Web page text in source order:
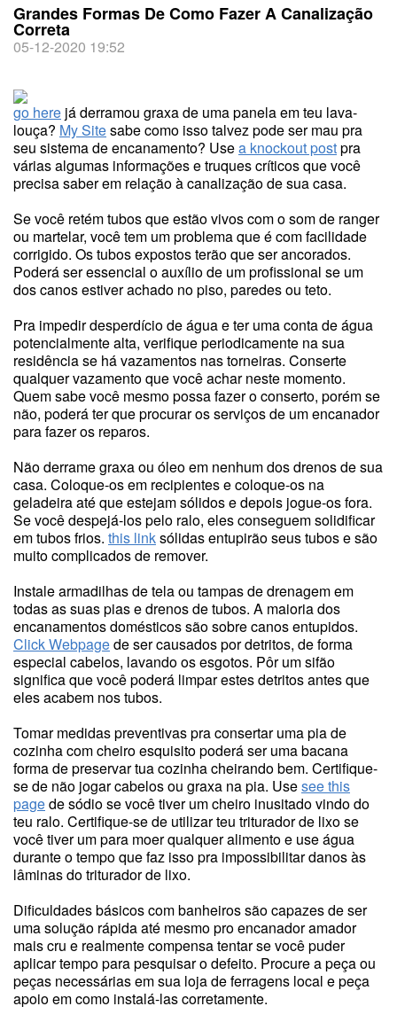
Grandes Formas De Como Fazer A Canalização
Correta
05-12-2020 19:52
go here já derramou graxa de uma panela em teu lava-
louça? My Sitesabe como isso talvez pode ser mau pra
seu sistema de encanamento? Usea knockout postpra
várias algumas informações e truques críticos que você
precisa saber em relação à canalização de sua casa.
Se você retém tubos que estão vivos com o som de ranger
ou martelar, você tem um problema que é com facilidade
corrigido. Os tubos expostos terão que ser ancorados.
Poderá ser essencial o auxílio de um profissional se um
dos canos estiver achado no piso, paredes ou teto.
Pra impedir desperdício de água e ter uma conta de água
potencialmente alta, verifique periodicamente na sua
residência se há vazamentos nas torneiras. Conserte
qualquer vazamento que você achar neste momento.
Quem sabe você mesmo possa fazer o conserto, porém se
não, poderá ter que procurar os serviços de um encanador
para fazer os reparos.
Não derrame graxa ou óleo em nenhum dos drenos de sua
casa. Coloque-os em recipientes e coloque-os na
geladeira até que estejam sólidos e depois jogue-os fora.
Se você despejá-los pelo ralo, eles conseguem solidificar
em tubos frios. this linksólidas entupirão seus tubos e são
muito complicados de remover.
Instale armadilhas de tela ou tampas de drenagem em
todas as suas pias e drenos de tubos. A maioria dos
encanamentos domésticos são sobre canos entupidos.
Click Webpagede ser causados por detritos, de forma
especial cabelos, lavando os esgotos. Pôr um sifão
significa que você poderá limpar estes detritos antes que
eles acabem nos tubos.
Tomar medidas preventivas pra consertar uma pia de
cozinha com cheiro esquisito poderá ser uma bacana
forma de preservar tua cozinha cheirando bem. Certifique-
se de não jogar cabelos ou graxa na pia. Usesee this
pagede sódio se você tiver um cheiro inusitado vindo do
teu ralo. Certifique-se de utilizar teu triturador de lixo se
você tiver um para moer qualquer alimento e use água
durante o tempo que faz isso pra impossibilitar danos às
lâminas do triturador de lixo.
Dificuldades básicos com banheiros são capazes de ser
uma solução rápida até mesmo pro encanador amador
mais cru e realmente compensa tentar se você puder
aplicar tempo para pesquisar o defeito. Procure a peça ou
peças necessárias em sua loja de ferragens local e peça
apoio em como instalá-las corretamente.